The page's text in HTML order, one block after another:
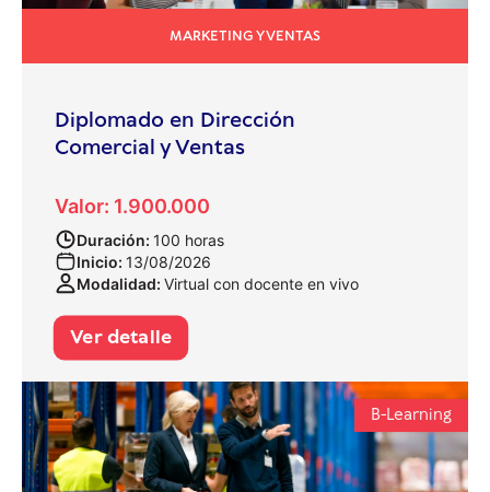
MARKETING Y VENTAS
Diplomado en Dirección
Comercial y Ventas
Valor: 1.900.000
Duración: 100 horas
Inicio: 13/08/2026
Modalidad: Virtual con docente en vivo
Ver detalle
B-Learning